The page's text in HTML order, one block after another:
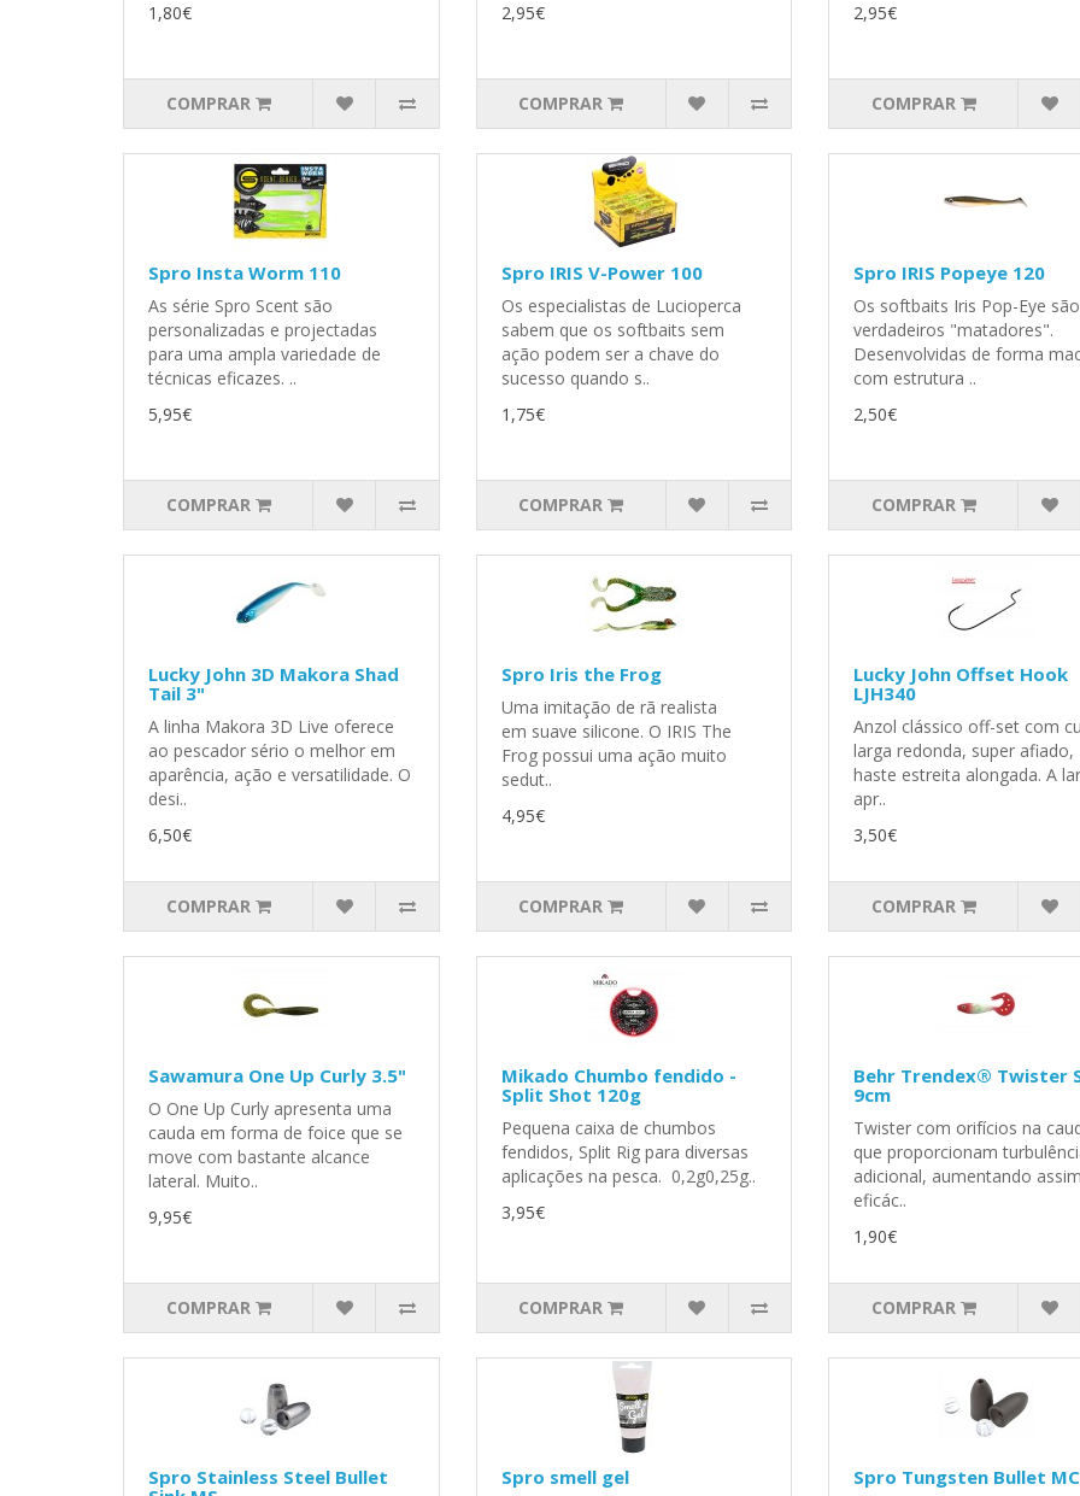
1,80€
COMPRAR
2,95€
COMPRAR
2,95€
COMPRAR
Spro Insta Worm 110
As série Spro Scent são
personalizadas e projectadas
para uma ampla variedade de
técnicas eficazes. ..
5,95€
COMPRAR
Spro IRIS V-Power 100
Os especialistas de Lucioperca
sabem que os softbaits sem
ação podem ser a chave do
sucesso quando s..
1,75€
COMPRAR
Spro IRIS Popeye 120
Os softbaits Iris Pop-Eye são
verdadeiros "matadores".
Desenvolvidas de forma
com estrutura ..
2,50€
COMPRAR
Lucky John 3D Makora Shad
Tail 3"
A linha Makora 3D Live oferece
ao pescador sério o melhor em
aparência, ação e versatilidade. O
desi..
6,50€
COMPRAR
Spro Iris the Frog
Uma imitação de rã realista
em suave silicone. O IRIS The
Frog possui uma ação muito
sedut..
4,95€
COMPRAR
Lucky John Offset Hook
LJH340
Anzol clássico off-set com
larga redonda, super afiado,
haste estreita alongada. A
apr..
3,50€
COMPRAR
Sawamura One Up Curly 3.5"
O One Up Curly apresenta uma
cauda em forma de foice que se
move com bastante alcance
lateral. Muito..
9,95€
COMPRAR
Mikado Chumbo fendido -
Split Shot 120g
Pequena caixa de chumbos
fendidos, Split Rig para diversas
aplicações na pesca. 0,2g0,25g..
3,95€
COMPRAR
Behr Trendex® Twister
9cm
Twister com orifícios na
que proporcionam
adicional, aumentando
eficác..
1,90€
COMPRAR
Spro Stainless Steel Bullet
Spro smell gel Spro Tungsten Bullet MC